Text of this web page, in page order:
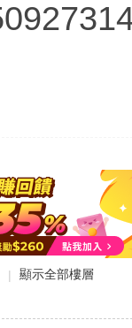
| 顯示全部樓層